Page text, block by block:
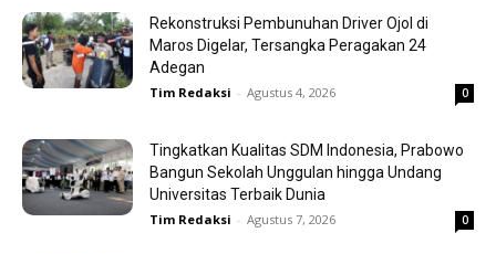
Rekonstruksi Pembunuhan Driver Ojol di
Maros Digelar, Tersangka Peragakan 24
Adegan
Tim Redaksi - Agustus 4, 2026 0
Tingkatkan Kualitas SDM Indonesia, Prabowo
Bangun Sekolah Unggulan hingga Undang
Universitas Terbaik Dunia
Tim Redaksi - Agustus 7, 2026 0